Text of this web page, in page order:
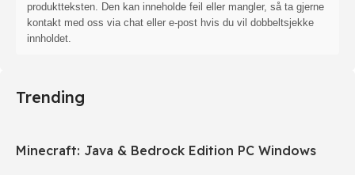
produktteksten. Den kan inneholde feil eller mangler, så ta gjerne
kontakt med oss via chat eller e-post hvis du vil dobbeltsjekke
innholdet.
Trending
Minecraft: Java & Bedrock Edition PC Windows